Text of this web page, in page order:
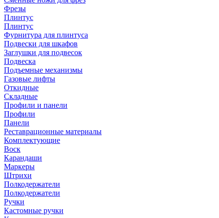
Фрезы
Плинтус
Плинтус
Фурнитура для плинтуса
Подвески для шкафов
Заглушки для подвесок
Подвеска
Подъемные механизмы
Газовые лифты
Откидные
Складные
Профили и панели
Профили
Панели
Реставрационные материалы
Комплектующие
Воск
Карандаши
Маркеры
Штрихи
Полкодержатели
Полкодержатели
Ручки
Кастомные ручки